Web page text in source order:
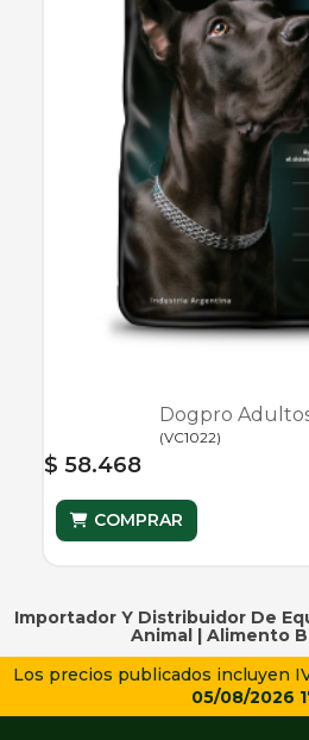
Dogpro
(VC1022)
$ 58.468
COMPRAR
Importador Y Distribuidor De
Animal | Alimento
Los precios publicados incluyen
05/08/2026